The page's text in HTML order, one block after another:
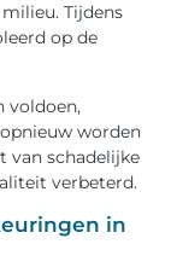
Tijdens
op de
voldoen,
worden
van schadelijke
verbeterd.
in